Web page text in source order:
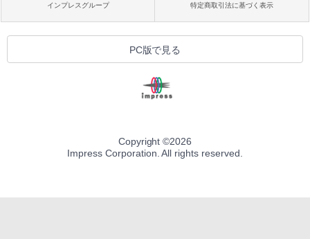
インプレスグループ 特定商取引法に基づく表示
PC版で見る
Copyright ©2026
Impress Corporation. All rights reserved.